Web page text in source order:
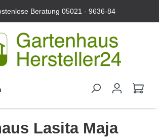
Beratung05021 - 9636-84
Lasita Maja